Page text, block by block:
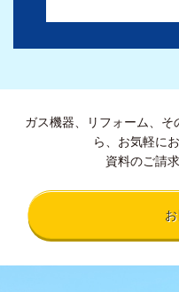
ガス機器、リフォーム、
ら、お気軽に
資料のご請